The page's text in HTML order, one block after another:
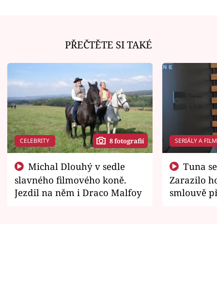
PŘEČTĚTE SI TAKÉ
CELEBRITY 8 fotografií
slavného filmového koně.
Jezdil na něm i Draco Malfoy
SERIÁLY A
Zarazilo
smlouvě